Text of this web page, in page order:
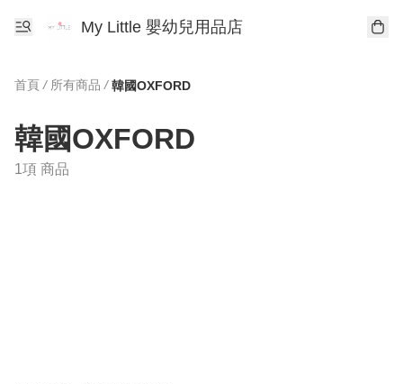
My Little 嬰幼兒用品店
首頁 / 所有商品 / 韓國OXFORD
韓國OXFORD
1項 商品